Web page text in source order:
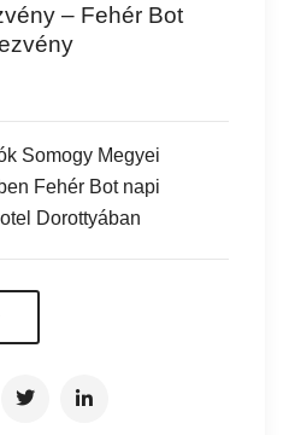
– Fehér Bot
Somogy Megyei
Fehér Bot napi
Dorottyában